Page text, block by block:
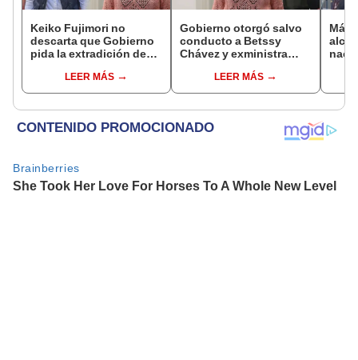
Keiko Fujimori no
descarta que Gobierno
pida la extradición de
dentro de nuestras
facultades"
LEER MÁS
Gobierno otorgó salvo
conducto a Betssy
Chávez y exministra
madrugadaLEER MÁS
Más